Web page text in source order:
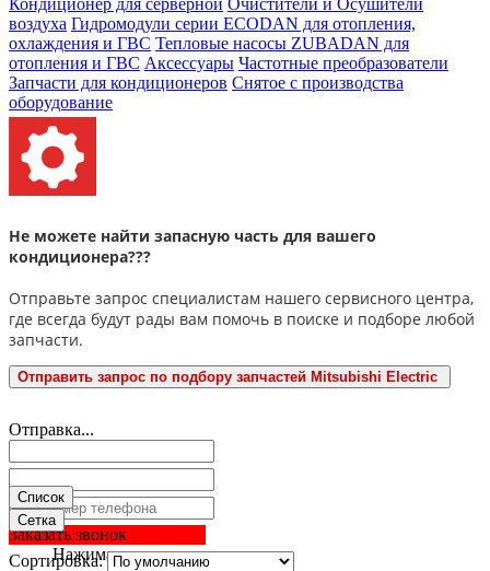
Кондиционер для серверной Очистители и Осушители
воздуха Гидромодули серии ECODAN для отопления,
охлаждения и ГВС Тепловые насосы ZUBADAN для
отопления и ГВС Аксесcуары Частотные преобразователи
Запчасти для кондиционеров Снятое с производства
оборудование
Не можете найти запасную часть для вашего
кондиционера???
Отправьте запрос специалистам нашего сервисного центра,
где всегда будут рады вам помочь в поиске и подборе любой
запчасти.
Отправить запрос по подбору запчастей Mitsubishi Electric
Отправка...
Заказать звонок
Нажимая
Список
Сетка
Сортировка: